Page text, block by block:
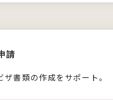
請
書類の作成をサポート。